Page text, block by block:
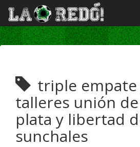
triple
talleres unión
plata y libertad
sunchales